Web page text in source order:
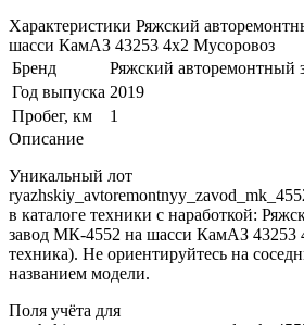
Характеристики Ряжский
шасси КамАЗ 43253 4x2 Мусоровоз
Бренд
Ряжский авторемонтный
Год выпуска 2019
Пробег, км
1
Описание
Уникальный лот
в каталоге техники с наработкой:
завод МК-4552 на шасси КамАЗ 43253
техника). Не ориентируйтесь на
названием модели.
Поля учёта для